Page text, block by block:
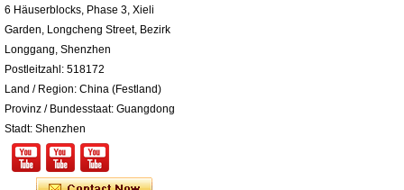
6 Häuserblocks, Phase 3, Xieli
Garden, Longcheng Street, Bezirk
Longgang, Shenzhen
Postleitzahl: 518172
Land / Region: China (Festland)
Provinz / Bundesstaat: Guangdong
Stadt: Shenzhen
Comstom-Stärke-
Weiß-Schwarzes
RV-Außenisolierte
GRP-FRP-Platten
für Verkauf
Fiberglas
verstärktes Plastik
FRP PU-Schaum-
zusammengesetzte
Platte für Anhänger